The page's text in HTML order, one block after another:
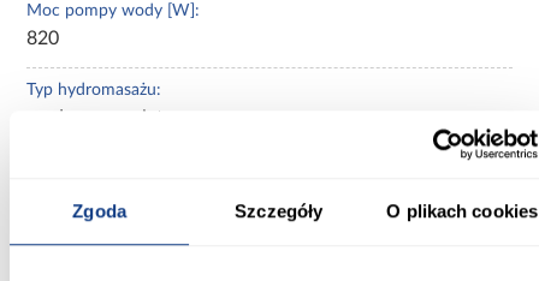
Zgoda Szczegóły O plikach cookies
Moc pompy wody [W]:
820
Typ hydromasażu:
wodny + powietrzny
Szerokość [cm]: